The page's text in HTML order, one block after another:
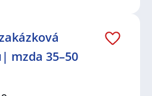
mzda 35–50